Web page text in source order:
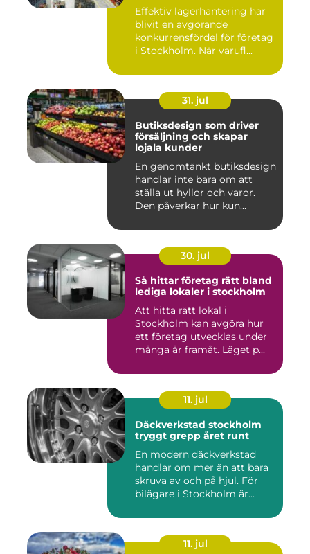
Effektiv lagerhantering har
blivit en avgörande
konkurrensfördel för företag
i Stockholm. När varufl...
31. jul
Butiksdesign som driver
försäljning och skapar
lojala kunder
En genomtänkt butiksdesign
handlar inte bara om att
ställa ut hyllor och varor.
Den påverkar hur kun...
30. jul
Så hittar företag rätt bland
lediga lokaler i stockholm
Att hitta rätt lokal i
Stockholm kan avgöra hur
ett företag utvecklas under
många år framåt. Läget p...
11. jul
Däckverkstad stockholm
tryggt grepp året runt
En modern däckverkstad
handlar om mer än att bara
skruva av och på hjul. För
bilägare i Stockholm är...
11. jul